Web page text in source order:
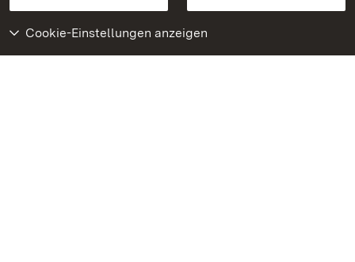
Cookie-Einstellungen anzeigen
Weiteres